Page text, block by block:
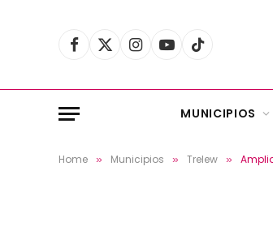
Facebook
X
Instagram
YouTubeTikTok
MUNICIPIOS
Home » Municipios » Trelew »